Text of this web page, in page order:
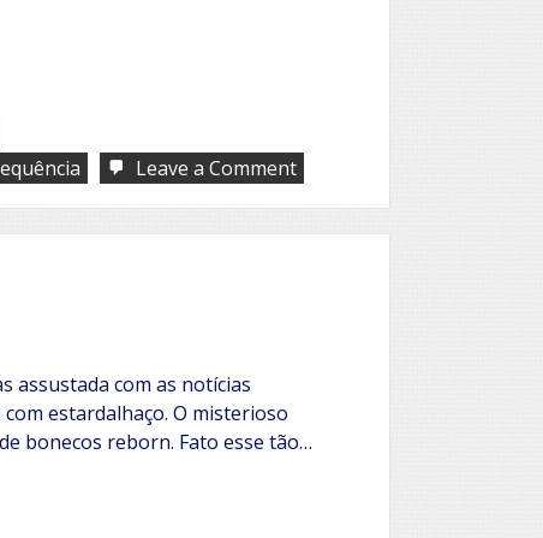
Leave a Commenton
O
encontro
assustada com as notícias
estardalhaço. O misterioso
bonecos reborn. Fato esse tão…